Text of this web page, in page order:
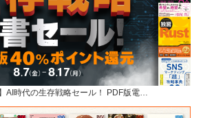
AI時代の生存戦略セール！ PDF版電…